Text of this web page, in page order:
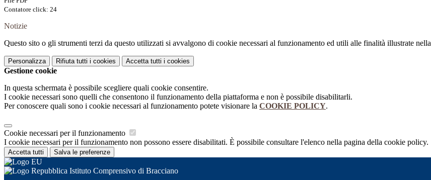
Contatore click: 24
Notizie
Questo sito o gli strumenti terzi da questo utilizzati si avvalgono di cookie necessari al funzionamento ed utili alle finalità illustrate nella
Personalizza Rifiuta tutti i cookies Accetta tutti i cookies
Gestione cookie
In questa schermata è possibile scegliere quali cookie consentire.
I cookie necessari sono quelli che consentono il funzionamento della piattaforma e non è possibile disabilitarli.
Per conoscere quali sono i cookie necessari al funzionamento potete visionare la COOKIE POLICY.
Cookie necessari per il funzionamento
I cookie necessari per il funzionamento non possono essere disabilitati. È possibile consultare l'elenco nella pagina della cookie policy.
Accetta tutti Salva le preferenze
Istituto Comprensivo di Bracciano